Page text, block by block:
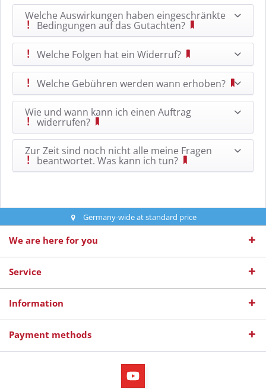
Welche Auswirkungen haben eingeschränkte
Bedingungen auf das Gutachten?
Welche Folgen hat ein Widerruf?
Welche Gebühren werden wann erhoben?
Wie und wann kann ich einen Auftrag
widerrufen?
Zur Zeit sind noch nicht alle meine Fragen
beantwortet. Was kann ich tun?
Germany-wide at standard price
We are here for you
Service
Information
Payment methods